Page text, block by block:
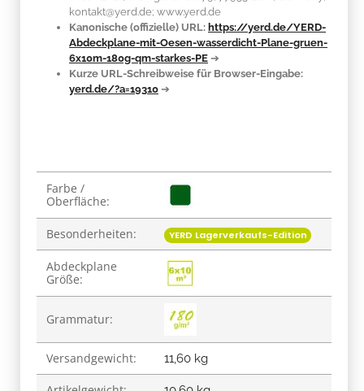
kontakt@yerd.de; www.yerd.de
Kanonische (offizielle) URL: https://yerd.de/YERD-
Abdeckplane-mit-Oesen-wasserdicht-Plane-gruen-
6x10m-180g-qm-starkes-PE ➔
Kurze URL-Schreibweise für Browser-Eingabe:
yerd.de/?a=19310 ➔
Produkteigenschaft
Wert
Farbe /
Oberfläche:
Besonderheiten: YERD Lagerverkaufs-Edition
Abdeckplane
Größe:
Grammatur:
Versandgewicht: 11,60 kg